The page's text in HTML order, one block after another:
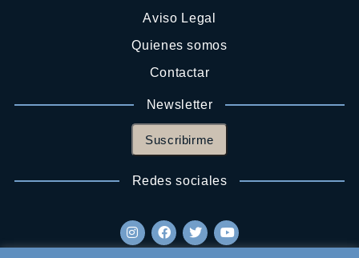
Aviso Legal
Quienes somos
Contactar
Newsletter
Suscribirme
Redes sociales